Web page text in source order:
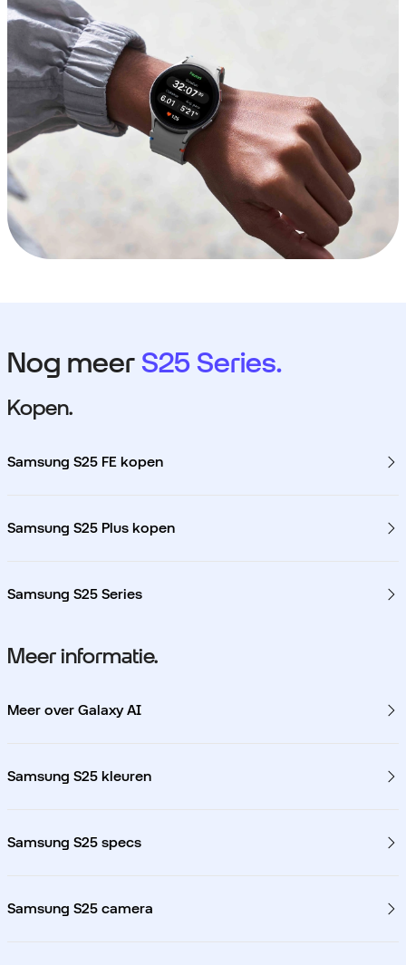
Nog meerS25 Series.
Kopen.
Samsung S25 FE kopen
Samsung S25 Plus kopen
Samsung S25 Series
Meer informatie.
Meer over Galaxy AI
Samsung S25 kleuren
Samsung S25 specs
Samsung S25 camera